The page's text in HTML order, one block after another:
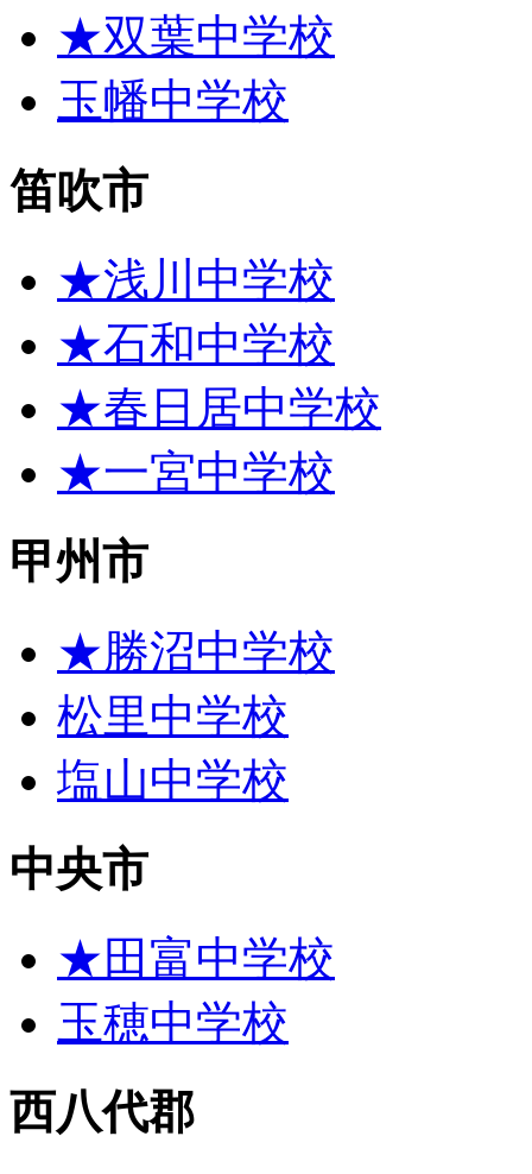
★双葉中学校
玉幡中学校
笛吹市
★浅川中学校
★石和中学校
★春日居中学校
★一宮中学校
甲州市
★勝沼中学校
松里中学校
塩山中学校
中央市
★田富中学校
玉穂中学校
西八代郡